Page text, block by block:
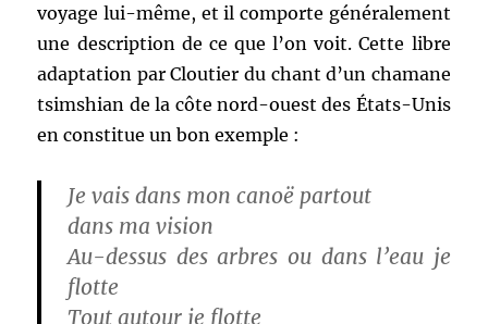
voyage lui-même, et il comporte généralement
une description de ce que l’on voit. Cette libre
adaptation par Cloutier du chant d’un chamane
tsimshian de la côte nord-ouest des États-Unis
en constitue un bon exemple :
Je vais dans mon canoë partout
dans ma vision
Au-dessus des arbres ou dans l’eau je
flotte
Tout autour je flotte